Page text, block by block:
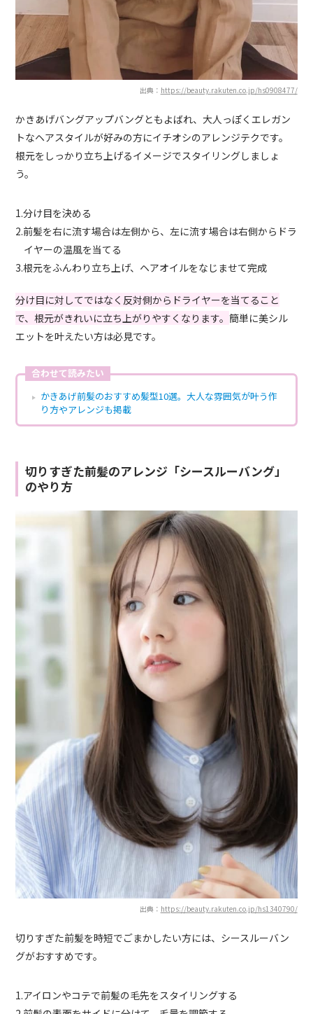
出典： https://beauty.rakuten.co.jp/hs0908477/
かきあげバングアップバングともよばれ、大人っぽくエレガン
トなヘアスタイルが好みの方にイチオシのアレンジテクです。
根元をしっかり立ち上げるイメージでスタイリングしましょ
う。
1.分け目を決める
2.前髪を右に流す場合は左側から、左に流す場合は右側からドラ
イヤーの温風を当てる
3.根元をふんわり立ち上げ、ヘアオイルをなじませて完成
分け目に対してではなく反対側からドライヤーを当てること
で、根元がきれいに立ち上がりやすくなります。簡単に美シル
エットを叶えたい方は必見です。
合わせて読みたい
かきあげ前髪のおすすめ髪型10選。大人な雰囲気が叶う作
り方やアレンジも掲載
切りすぎた前髪のアレンジ「シースルーバング」
のやり方
出典： https://beauty.rakuten.co.jp/hs1340790/
切りすぎた前髪を時短でごまかしたい方には、シースルーバン
グがおすすめです。
1.アイロンやコテで前髪の毛先をスタイリングする